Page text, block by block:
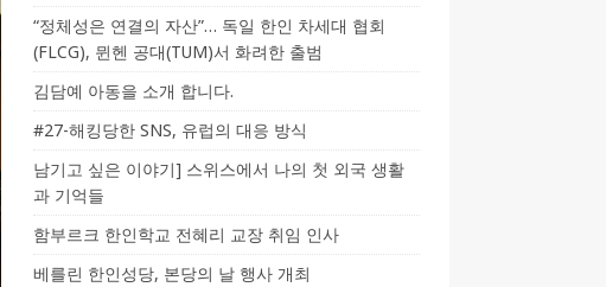
“정체성은 연결의 자산”… 독일 한인 차세대 협회
(FLCG), 뮌헨 공대(TUM)서 화려한 출범
김담예 아동을 소개 합니다.
#27-해킹당한 SNS, 유럽의 대응 방식
남기고 싶은 이야기] 스위스에서 나의 첫 외국 생활
과 기억들
함부르크 한인학교 전혜리 교장 취임 인사
베를린 한인성당, 본당의 날 행사 개최